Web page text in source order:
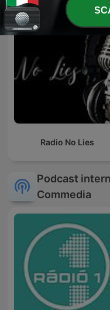
Radio No Lies
Podcast
Commedia